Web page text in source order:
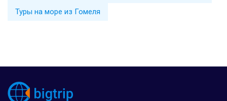
Туры на море из Гомеля